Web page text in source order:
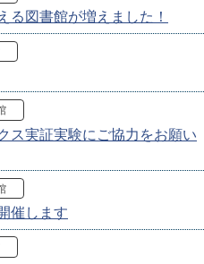
る図書館が増えました！
ス実証実験にご協力をお願い
催します